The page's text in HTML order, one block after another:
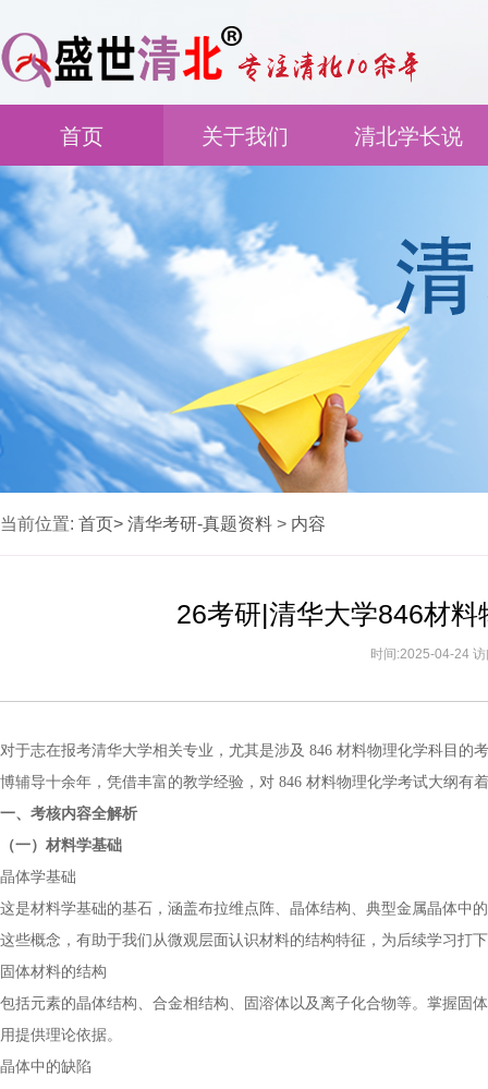
首页 关于我们 清北学长说
当前位置: 首页> 清华考研-真题资料 > 内容
26考研|清华大学846材
时间:2025-04-24
对于志在报考清华大学相关专业，尤其是涉及 846 材料物理化学科目
博辅导十余年，凭借丰富的教学经验，对 846 材料物理化学考试大纲
一、考核内容全解析
（一）材料学基础
晶体学基础
这是材料学基础的基石，涵盖布拉维点阵、晶体结构、典型金属晶体中
这些概念，有助于我们从微观层面认识材料的结构特征，为后续学习打
固体材料的结构
包括元素的晶体结构、合金相结构、固溶体以及离子化合物等。掌握固
用提供理论依据。
晶体中的缺陷